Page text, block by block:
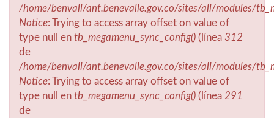
/home/benvall/ant.benevalle.gov.co/sites/all/modules/
Notice: Trying to access array offset on value of
type null en tb_megamenu_sync_config() (línea 312
de
/home/benvall/ant.benevalle.gov.co/sites/all/modules/
Notice: Trying to access array offset on value of
type null en tb_megamenu_sync_config() (línea 291
de